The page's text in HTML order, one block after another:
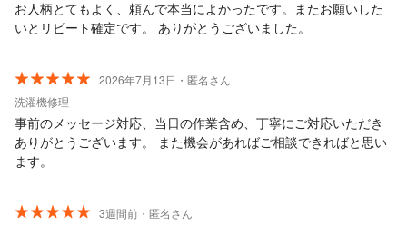
お人柄とてもよく、頼んで本当によかったです。またお願いした
いとリピート確定です。 ありがとうございました。
2026年7月13日・匿名さん
洗濯機修理
事前のメッセージ対応、当日の作業含め、丁寧にご対応いただき
ありがとうございます。 また機会があればご相談できればと思い
ます。
3週間前・匿名さん